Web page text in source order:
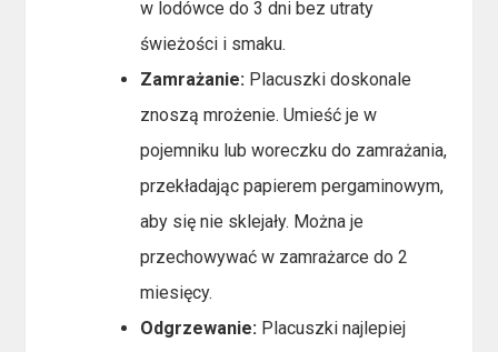
w lodówce do 3 dni bez utraty
świeżości i smaku.
Zamrażanie: Placuszki doskonale
znoszą mrożenie. Umieść je w
pojemniku lub woreczku do zamrażania,
przekładając papierem pergaminowym,
aby się nie sklejały. Można je
przechowywać w zamrażarce do 2
miesięcy.
Odgrzewanie: Placuszki najlepiej